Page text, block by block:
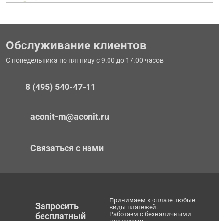
Обслуживание клиентов
С понедельника по пятницу с 9.00 до 17.00 часов
8 (495) 540-47-11
aconit-m@aconit.ru
Связаться с нами
Запросить
бесплатный
Принимаем к оплате любые
виды платежей.
Работаем с безналичными